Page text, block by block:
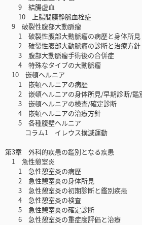
9 結腸虚血
10 上腸間膜静脈血栓症
9 破裂性腹部大動脈瘤
1 破裂性腹部大動脈瘤の病歴と身体所見
2 破裂性腹部大動脈瘤の診断と治療方針
3 腹部大動脈瘤手術後の合併症
4 特殊なタイプの大動脈瘤
10 嵌頓ヘルニア
1 嵌頓ヘルニアの病歴
2 嵌頓ヘルニアの身体所見/早期診断/鑑
3 嵌頓ヘルニアの検査/確定診断
4 嵌頓ヘルニアの治療方針
5 各種腹壁ヘルニア
コラム1 イレウス撲滅運動
第3章 外科的疾患の鑑別となる疾患
1 急性憩室炎
1 急性憩室炎の病歴
2 急性憩室炎の身体所見
3 急性憩室炎の初期診断と鑑別疾患
4 急性憩室炎の検査
5 急性憩室炎の確定診断
6 急性憩室炎の重症度評価と治療